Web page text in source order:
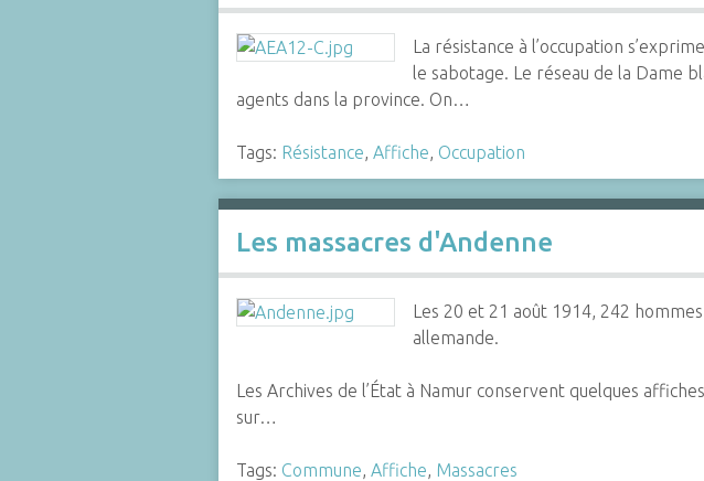
La résistance à l’occupation
le sabotage. Le réseau de la Dame
agents dans la province. On…
Tags: Résistance, Affiche, Occupation
Les massacres d'Andenne
Les 20 et 21 août 1914, 242
allemande.
Les Archives de l’État à Namur conservent quelques
sur…
Tags: Commune, Affiche, Massacres